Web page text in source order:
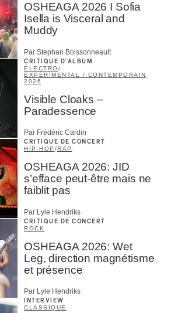
OSHEAGA 2026 I Sofia
Isella is Visceral and
Muddy
Par Stephan Boissonneault
CRITIQUE D'ALBUM
ÉLECTRO/
EXPÉRIMENTAL / CONTEMPORAIN
2026
Visible Cloaks –
Paradessence
Par Frédéric Cardin
CRITIQUE DE CONCERT
HIP-HOP /RAP
OSHEAGA 2026: JID
s’efface peut-être mais ne
faiblit pas
Par Lyle Hendriks
CRITIQUE DE CONCERT
ROCK
OSHEAGA 2026: Wet
Leg, direction magnétisme
et présence
Par Lyle Hendriks
INTERVIEW
CLASSIQUE